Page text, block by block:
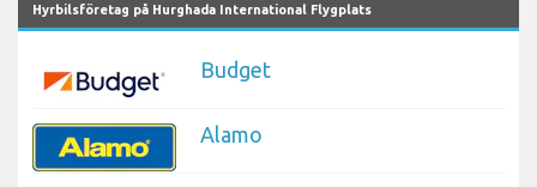
Hyrbilsföretag på Hurghada International Flygplats
Budget
Alamo